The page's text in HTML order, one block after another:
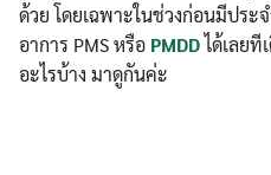
ด้วย โดยเฉพาะในช่วงก่อนมีประ
อาการ PMS หรือ PMDDได้เลยที
อะไรบ้าง มาดูกันค่ะ